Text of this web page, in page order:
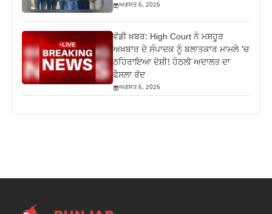
ਅਗਸਤ 6, 2026
ਵੱਡੀ ਖ਼ਬਰ: High Court ਨੇ ਮਸ਼ਹੂਰ
ਅਖ਼ਬਾਰ ਦੇ ਸੰਪਾਦਕ ਨੂੰ ਬਲਾਤਕਾਰ ਮਾਮਲੇ ‘ਚ
ਠਹਿਰਾਇਆ ਦੋਸ਼ੀ! ਹੇਠਲੀ ਅਦਾਲਤ ਦਾ
ਫੈਸਲਾ ਰੱਦ
ਅਗਸਤ 6, 2026